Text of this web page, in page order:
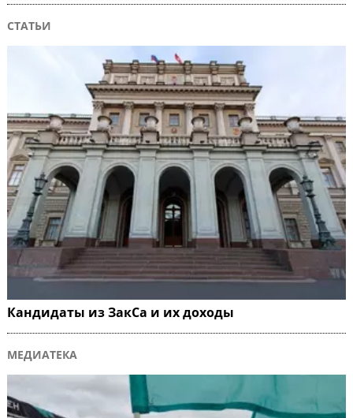
СТАТЬИ
Кандидаты из ЗакСа и их доходы
МЕДИАТЕКА